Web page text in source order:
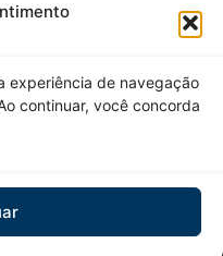
experiência de navegação
continuar, você concorda
oficial.